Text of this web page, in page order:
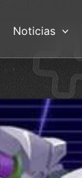
Noticias